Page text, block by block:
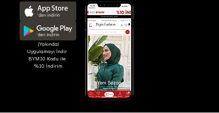
(Yakında)
Uygulamayı İndir
BYM10 Kodu ile
%10 İndirim